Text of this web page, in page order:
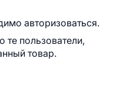
авторизоваться.
те пользователи,
товар.